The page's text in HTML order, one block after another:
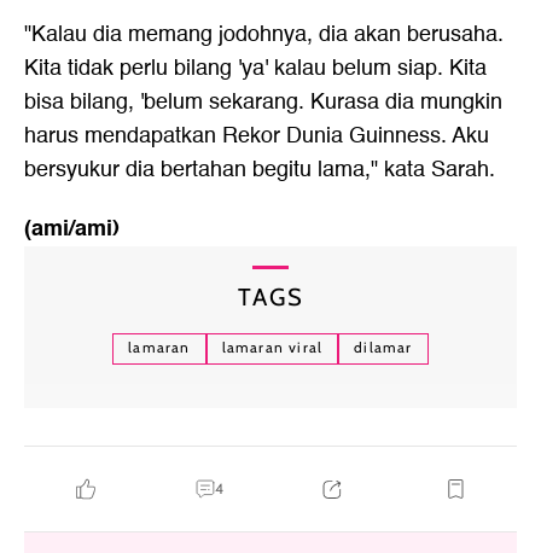
"Kalau dia memang jodohnya, dia akan berusaha.
Kita tidak perlu bilang 'ya' kalau belum siap. Kita
bisa bilang, 'belum sekarang. Kurasa dia mungkin
harus mendapatkan Rekor Dunia Guinness. Aku
bersyukur dia bertahan begitu lama," kata Sarah.
(ami/ami)
TAGS
lamaran lamaran viral dilamar
4